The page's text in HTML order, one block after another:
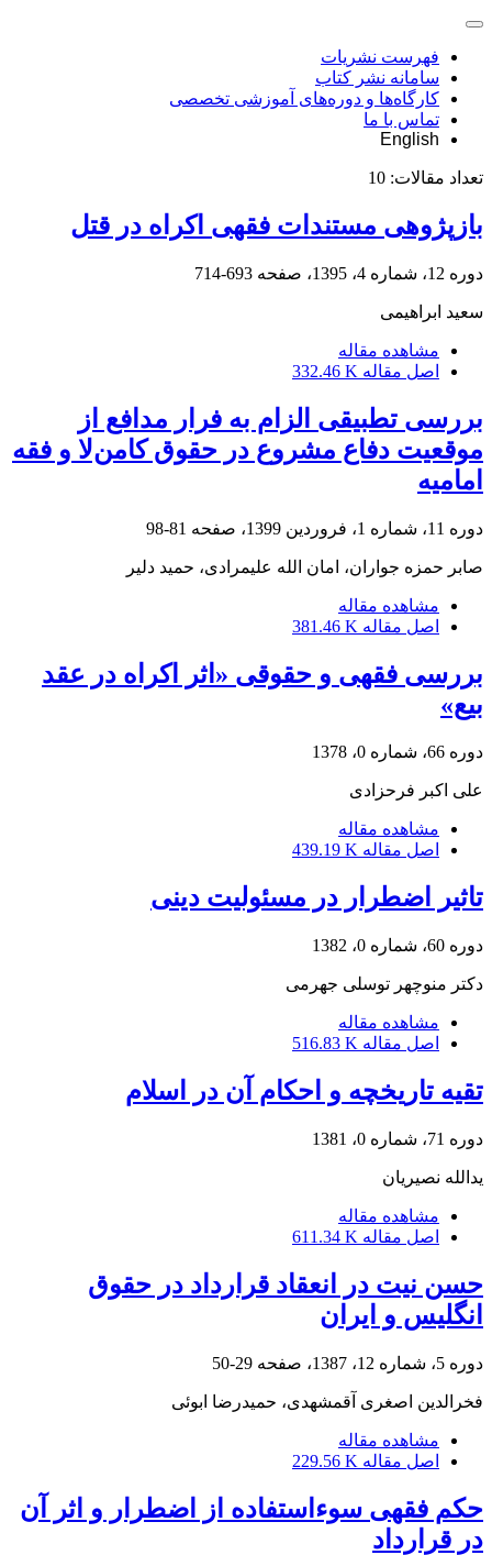
فهرست نشریات
سامانه نشر کتاب
کارگاه‌ها و دوره‌های آموزشی تخصصی
تماس با ما
English
تعداد مقالات: 10
بازپژوهی مستندات فقهی اکراه در قتل
دوره 12، شماره 4، 1395، صفحه 693-714
سعید ابراهیمی
مشاهده مقاله
اصل مقاله 332.46 K
بررسی تطبیقی الزام به فرار مدافع از
موقعیت دفاع مشروع در حقوق کامن‌لا و فقه
امامیه
دوره 11، شماره 1، فروردین 1399، صفحه 81-98
صابر حمزه جواران، امان الله علیمرادی، حمید دلیر
مشاهده مقاله
اصل مقاله 381.46 K
بررسی فقهی و حقوقی «اثر اکراه در عقد
بیع»
دوره 66، شماره 0، 1378
علی اکبر فرحزادی
مشاهده مقاله
اصل مقاله 439.19 K
تاثیر اضطرار در مسئولیت دینی
دوره 60، شماره 0، 1382
دکتر منوچهر توسلی جهرمی
مشاهده مقاله
اصل مقاله 516.83 K
تقیه تاریخچه و احکام آن در اسلام
دوره 71، شماره 0، 1381
یدالله نصیریان
مشاهده مقاله
اصل مقاله 611.34 K
حسن نیت در انعقاد قرارداد در حقوق
انگلیس و ایران
دوره 5، شماره 12، 1387، صفحه 29-50
فخرالدین اصغری آقمشهدی، حمیدرضا ابوئی
مشاهده مقاله
اصل مقاله 229.56 K
حکم فقهی سوءاستفاده از اضطرار و اثر آن
در قرارداد